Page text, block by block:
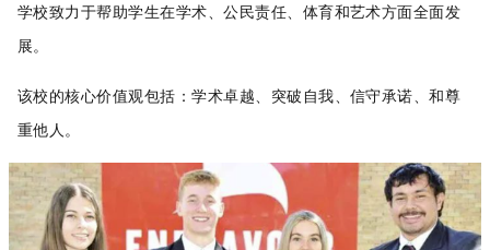
学校致力于帮助学生在学术、公民责任、体育和艺术方面全面发
展。
该校的核心价值观包括：学术卓越、突破自我、信守承诺、和尊
重他人。